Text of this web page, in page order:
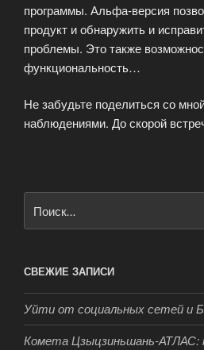
программы. Альфа-версия
продукт и обнаружить и
проблемы. Это также
функциональность…
Не забудьте поделиться со
наблюдениями. До скорой
СВЕЖИЕ ЗАПИСИ
Уйти от социальных сетей и
Комета Цзыцзиньшань-АТЛАС: